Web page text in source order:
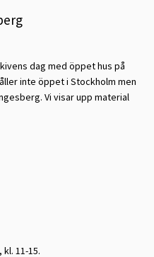
dag med öppet hus på
inte öppet i Stockholm men
Vi visar upp material
11-15.